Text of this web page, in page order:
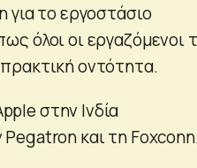
για το εργοστάσιο
όλοι οι εργαζόμενοι
οντότητα.
στην Ινδία
και τη